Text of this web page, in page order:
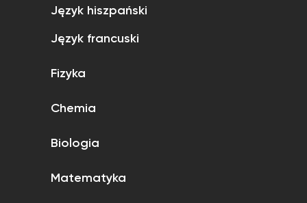
Język hiszpański
Język francuski
Fizyka
Chemia
Biologia
Matematyka